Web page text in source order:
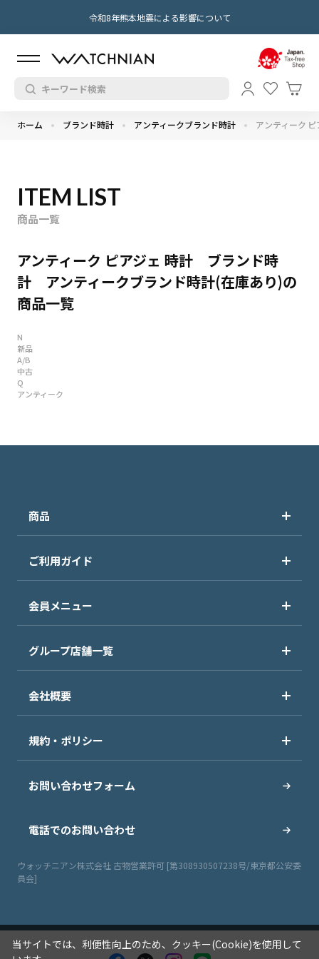
令和8年熊本地震による影響について
ホーム ブランド時計 アンティークブランド時計 アンティーク
ITEM LIST
商品一覧
アンティーク ピアジェ 時計 ブランド時
計 アンティークブランド時計(在庫あり)の
商品一覧
N
新品
A/B
中古
Q
アンティーク
商品
ご利用ガイド
会員メニュー
グループ店舗一覧
会社概要
規約・ポリシー
お問い合わせフォーム
電話でのお問い合わせ
ウォッチニアン株式会社 古物営業許可 [第308930507238号/東京都公安委
員会]
当サイトでは、利便性向上のため、クッキー(Cookie)を使用して